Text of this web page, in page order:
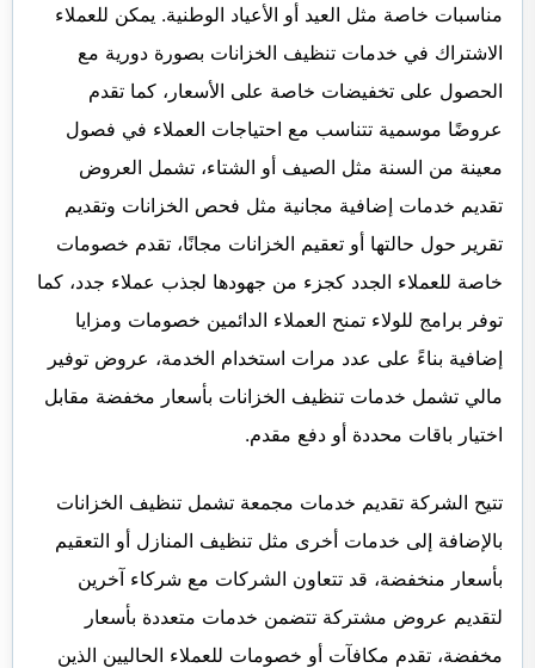
مناسبات خاصة مثل العيد أو الأعياد الوطنية. يمكن للعملاء
الاشتراك في خدمات تنظيف الخزانات بصورة دورية مع
الحصول على تخفيضات خاصة على الأسعار، كما تقدم
عروضًا موسمية تتناسب مع احتياجات العملاء في فصول
معينة من السنة مثل الصيف أو الشتاء، تشمل العروض
تقديم خدمات إضافية مجانية مثل فحص الخزانات وتقديم
تقرير حول حالتها أو تعقيم الخزانات مجانًا، تقدم خصومات
خاصة للعملاء الجدد كجزء من جهودها لجذب عملاء جدد، كما
توفر برامج للولاء تمنح العملاء الدائمين خصومات ومزايا
إضافية بناءً على عدد مرات استخدام الخدمة، عروض توفير
مالي تشمل خدمات تنظيف الخزانات بأسعار مخفضة مقابل
اختيار باقات محددة أو دفع مقدم.
تتيح الشركة تقديم خدمات مجمعة تشمل تنظيف الخزانات
بالإضافة إلى خدمات أخرى مثل تنظيف المنازل أو التعقيم
بأسعار منخفضة، قد تتعاون الشركات مع شركاء آخرين
لتقديم عروض مشتركة تتضمن خدمات متعددة بأسعار
مخفضة، تقدم مكافآت أو خصومات للعملاء الحاليين الذين